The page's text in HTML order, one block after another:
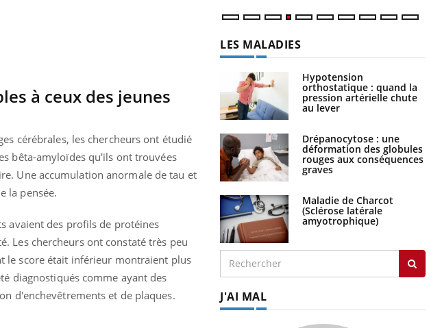
à ceux des jeunes
cérébrales, les chercheurs ont étudié
bêta-amyloïdes qu'ils ont trouvées
Une accumulation anormale de tau et
la pensée.
avaient des profils de protéines
Les chercheurs ont constaté très peu
le score était inférieur montraient plus
diagnostiqués comme ayant des
d'enchevêtrements et de plaques.
LES MALADIES
Hypotension
orthostatique : quand la
pression artérielle chute
au lever
Drépanocytose : une
déformation des globules
rouges aux conséquences
graves
Maladie de Charcot
(Sclérose latérale
amyotrophique)
J'AI MAL